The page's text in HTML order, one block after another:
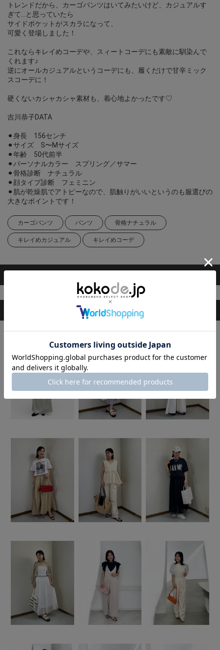
トレンドだから、カーゴパンツはいてみたいけど、カジュアルす
ぎて…と思っていたら
サイドポケットがスカラになって、
可愛く登場しました！
これならキレイめコーデや、スィートコーデにも素敵に馴染んで
くれます♪
逆にオールカジュアルというコーデにも、履くだけで甘辛ミック
スコーデに！
硬くないカシャカシャ素材も、着心地よかったです♡
吉川恭子DATA
⚫︎身長 156センチ
⚫︎サイズ S〜Mサイズ
⚫︎年齢 50代前半
⚫︎パーソナルカラー スプリング／サマー
⚫︎骨格診断 ナチュラル
⚫︎顔タイプ診断 フェミニン
⚫︎肌が乾燥肌でアトピーなので、肌触りがいいというのも服選びの
大きなポイントです！
カーゴパンツ パンツ 骨格ナチュラル
キレイめカジュアル キレイめコーデ
スタッフのその他のコーディネート